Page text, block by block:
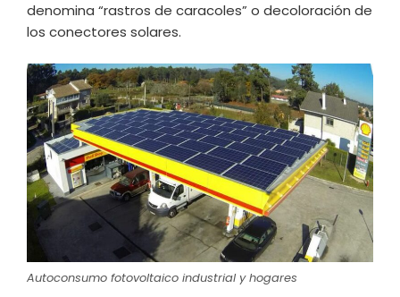
denomina “rastros de caracoles” o decoloración de
los conectores solares.
Autoconsumo fotovoltaico industrial y hogares